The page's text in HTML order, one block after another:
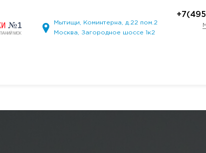
Мытищи, Коминтерна, д.22 пом.2
Москва, Загородное шоссе 1к2